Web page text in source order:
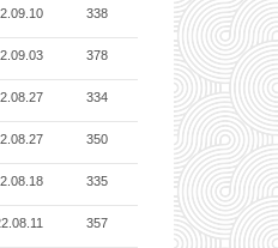
338
378
334
350
335
357